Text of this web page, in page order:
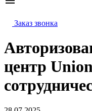
Заказ звонка
центр